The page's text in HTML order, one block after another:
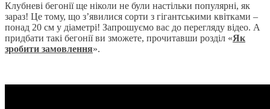
Клубневі бегонії ще ніколи не були настільки популярні, як
зараз! Це тому, що з’явилися сорти з гігантськими квітками –
понад 20 см у діаметрі! Запрошуємо вас до перегляду відео. А
придбати такі бегонії ви зможете, прочитавши розділ «Як
зробити замовлення».